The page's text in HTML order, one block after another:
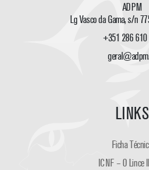
ADPM
Lg Vasco da Gama, s/n
+351 286
LINKS
Ficha
ICNF – O Lince